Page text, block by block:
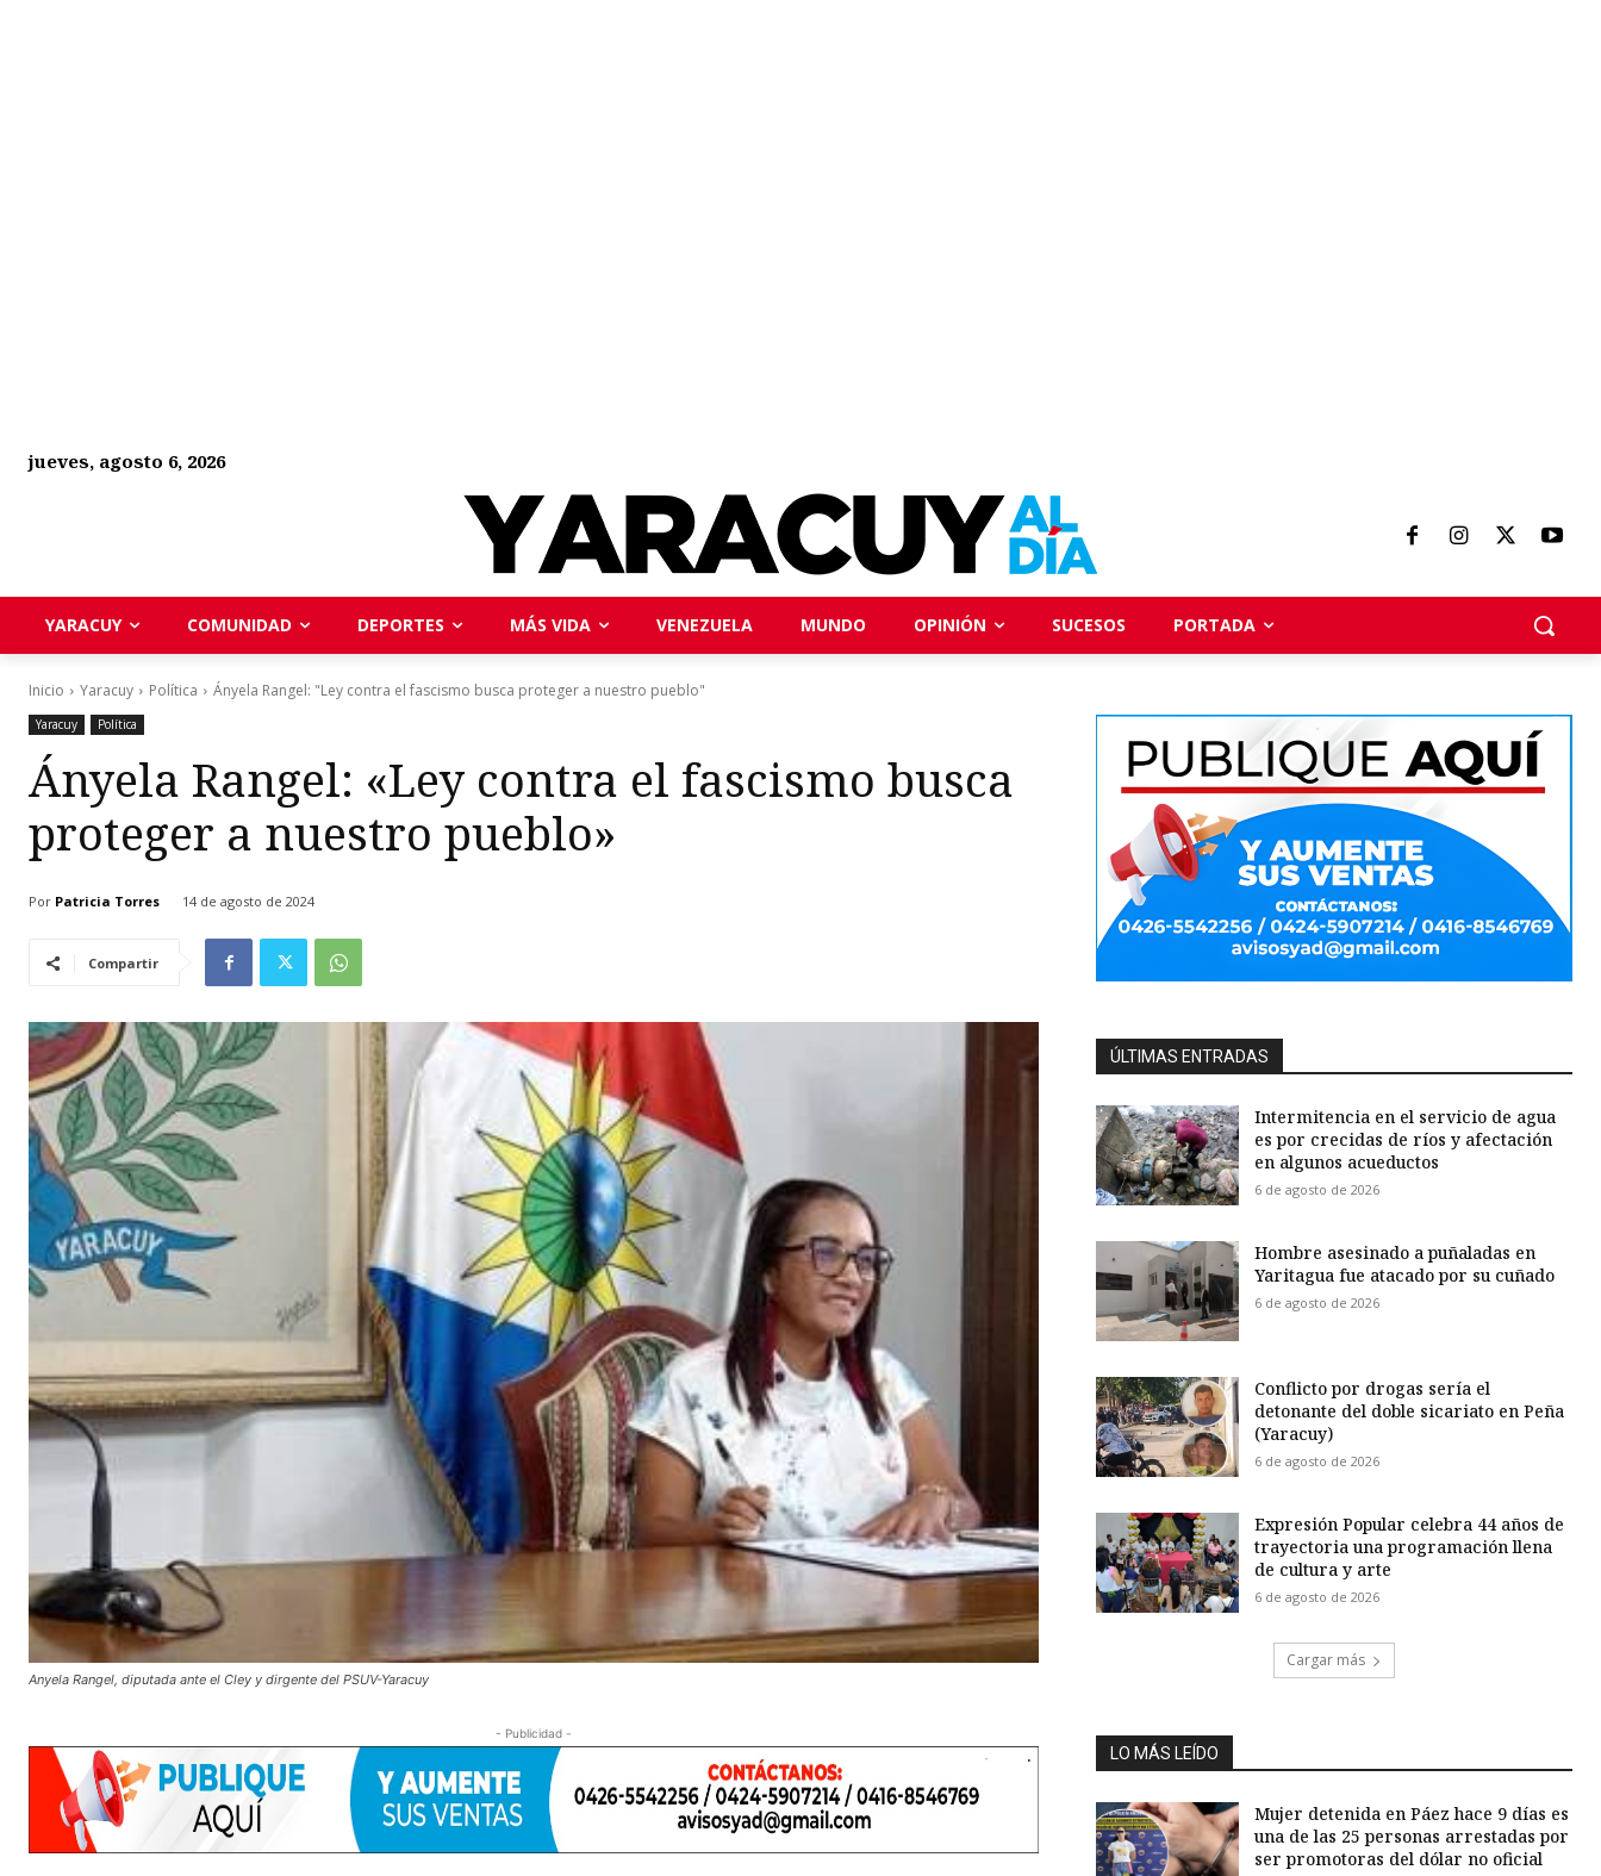
jueves, agosto 6, 2026
YARACUY COMUNIDAD DEPORTES MÁS VIDA VENEZUELA MUNDO OPINIÓN SUCESOS PORTADA
Inicio Yaracuy Política Ányela Rangel: "Ley contra el fascismo busca proteger a nuestro pueblo"
Yaracuy Política
Ányela Rangel: «Ley contra el fascismo busca
proteger a nuestro pueblo»
Por Patricia Torres 14 de agosto de 2024
Compartir
Anyela Rangel, diputada ante el Cley y dirgente del PSUV-Yaracuy
- Publicidad -
ÚLTIMAS ENTRADAS
Intermitencia en el servicio de agua
es por crecidas de ríos y afectación
en algunos acueductos
6 de agosto de 2026
Hombre asesinado a puñaladas en
Yaritagua fue atacado por su cuñado
6 de agosto de 2026
Conflicto por drogas sería el
detonante del doble sicariato en Peña
(Yaracuy)
6 de agosto de 2026
Expresión Popular celebra 44 años de
trayectoria una programación llena
de cultura y arte
6 de agosto de 2026
Cargar más
LO MÁS LEÍDO
Mujer detenida en Páez hace 9 días es
una de las 25 personas arrestadas por
ser promotoras del dólar no oficial